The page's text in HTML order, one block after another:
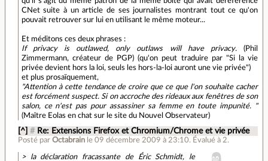
CNet suite à un article de ses journalistes montrant tout ce qu'on
pouvait retrouver sur lui en utilisant le même moteur...
Et méditons ces deux phrases :
If privacy is outlawed, only outlaws will have privacy. (Phil
Zimmermann, créateur de PGP) (qu'on peut traduire par "Si la vie
privée devient hors la loi, seuls les hors-la-loi auront une vie privée")
et plus prosaïquement,
"Attention à cette tendance de croire que ce que l'on souhaite cacher
est forcément suspect. Si on accroche des rideaux aux fenêtres de son
salon, ce n'est pas pour assassiner sa femme en toute impunité. "
(Maître Eolas en chat sur le site du Nouvel Observateur)
[^] # Re: Extensions Firefox et Chromium/Chrome et vie privée
Posté par Octabrain le 09 décembre 2009 à 23:10. Évalué à 2.
> la déclaration fracassante de Éric Schmidt, le